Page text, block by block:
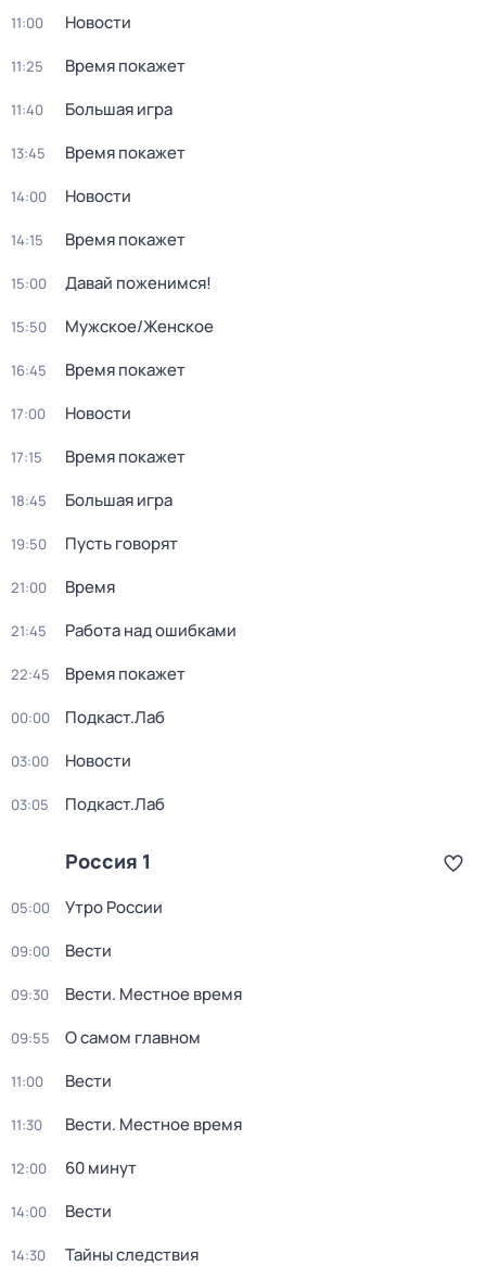
11:00 Новости
11:25 Время покажет
11:40 Большая игра
13:45 Время покажет
14:00 Новости
14:15 Время покажет
15:00 Давай поженимся!
15:50 Мужское/Женское
16:45 Время покажет
17:00 Новости
17:15 Время покажет
18:45 Большая игра
19:50 Пусть говорят
21:00 Время
21:45 Работа над ошибками
22:45 Время покажет
00:00 Подкаст.Лаб
03:00 Новости
03:05 Подкаст.Лаб
Россия 1
05:00 Утро России
09:00 Вести
09:30 Вести. Местное время
09:55 О самом главном
11:00 Вести
11:30 Вести. Местное время
12:00 60 минут
14:00 Вести
14:30 Тайны следствия